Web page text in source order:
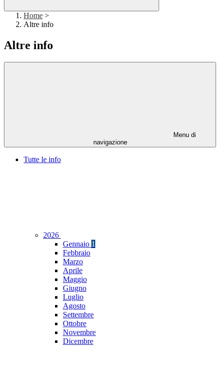
Home >
Altre info
Altre info
Menu di
navigazione
Tutte le info
2026
Gennaio 1
Febbraio
Marzo
Aprile
Maggio
Giugno
Luglio
Agosto
Settembre
Ottobre
Novembre
Dicembre